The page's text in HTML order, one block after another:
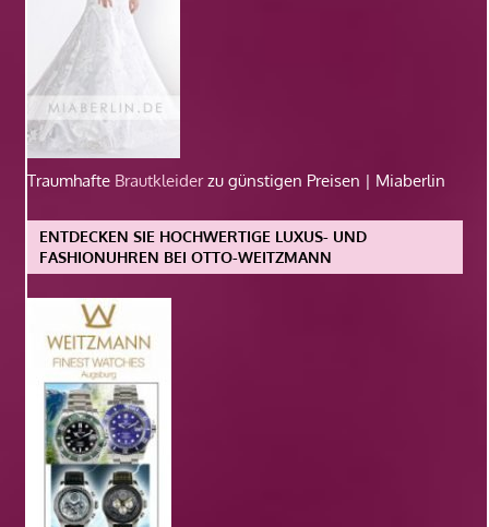
Traumhafte Brautkleiderzu günstigen Preisen | Miaberlin
ENTDECKEN SIE HOCHWERTIGE LUXUS- UND
FASHIONUHREN BEI OTTO-WEITZMANN